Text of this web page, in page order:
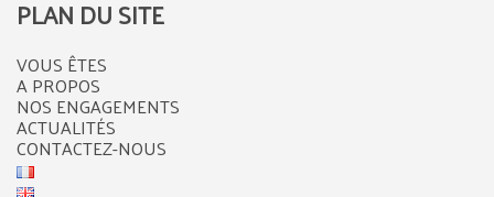
PLAN DU SITE
VOUS ÊTES
A PROPOS
NOS ENGAGEMENTS
ACTUALITÉS
CONTACTEZ-NOUS